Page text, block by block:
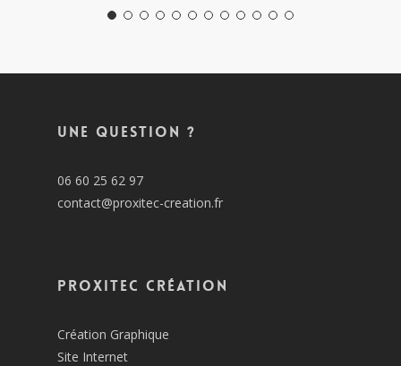
Une question ?
06 60 25 62 97
contact@proxitec-creation.fr
Proxitec Création
Création Graphique
Site Internet